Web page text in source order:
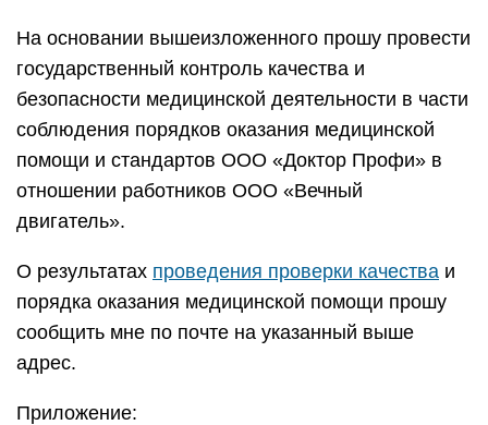
На основании вышеизложенного прошу провести
государственный контроль качества и
безопасности медицинской деятельности в части
соблюдения порядков оказания медицинской
помощи и стандартов ООО «Доктор Профи» в
отношении работников ООО «Вечный
двигатель».
О результатах проведения проверки качества и
порядка оказания медицинской помощи прошу
сообщить мне по почте на указанный выше
адрес.
Приложение: